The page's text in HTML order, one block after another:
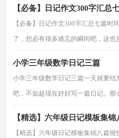
【必备】日记作文300字汇总
【必备】日记作文300字汇总七篇时
了，想必有很多难忘的瞬间吧，这
小学三年级数学日记三篇
小学三年级数学日记三篇一天就要结
吧，不如趁现在好好写一篇日记。那
【精选】六年级日记模板集锦
【精选】六年级日记模板集锦八篇